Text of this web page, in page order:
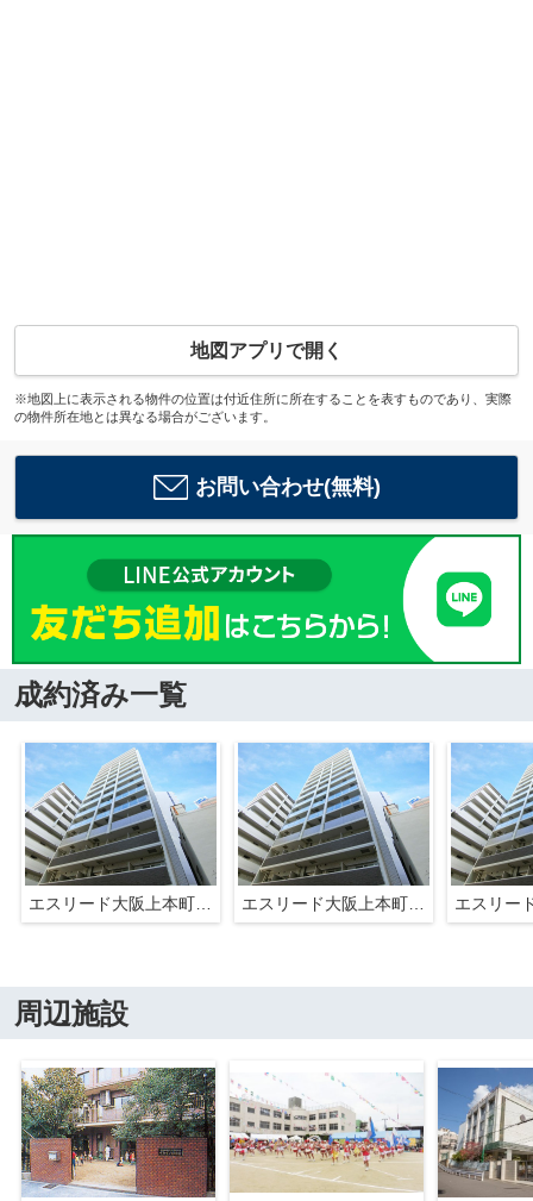
地図アプリで開く
※地図上に表示される物件の位置は付近住所に所在することを表すものであり、実際
の物件所在地とは異なる場合がございます。
お問い合わせ(無料)
成約済み一覧
エスリード大阪上本町グリーズ エスリード大阪上本町グリーズ
周辺施設